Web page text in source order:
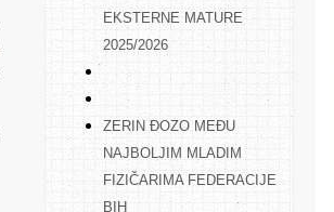
EKSTERNE MATURE
2025/2026
ZERIN ĐOZO MEĐU
NAJBOLJIM MLADIM
FIZIČARIMA FEDERACIJE
BIH